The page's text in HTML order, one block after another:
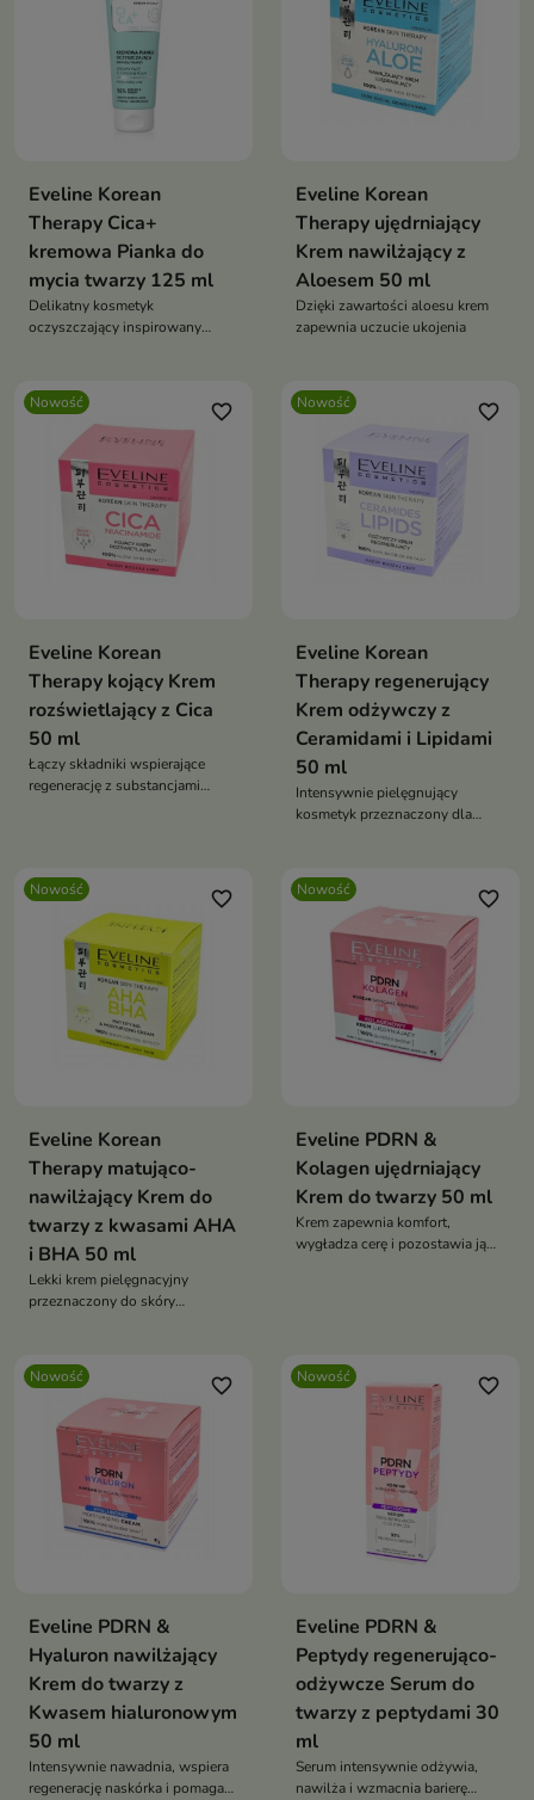
Eveline Korean
Therapy Cica+
kremowa Pianka do
mycia twarzy 125 ml
Delikatny kosmetyk
oczyszczający inspirowany
Eveline Korean
Therapy ujędrniający
Krem nawilżający z
Aloesem 50 ml
Dzięki zawartości aloesu krem
zapewnia uczucie ukojenia
Nowość favorite_border
Eveline Korean
Therapy kojący Krem
rozświetlający z Cica
50 ml
Łączy składniki wspierające
regenerację z substancjami
Nowość favorite_border
Eveline Korean
Therapy regenerujący
Krem odżywczy z
Ceramidami i Lipidami
50 ml
Intensywnie pielęgnujący
kosmetyk przeznaczony dla
Nowość
favorite_border
Eveline Korean
Therapy matująco-
nawilżający Krem do
twarzy z kwasami AHA
i BHA 50 ml
Lekki krem pielęgnacyjny
przeznaczony do skóry
Nowość favorite_border
Eveline PDRN &
Kolagen ujędrniający
Krem do twarzy 50 ml
Krem zapewnia komfort,
wygładza cerę i pozostawia ją
Nowość favorite_border
Eveline PDRN &
Hyaluron nawilżający
Krem do twarzy z
Kwasem hialuronowym
50 ml
Intensywnie nawadnia, wspiera
regenerację naskórka i pomaga
Nowość favorite_border
Eveline PDRN &
Peptydy regenerująco-
odżywcze Serum do
twarzy z peptydami 30
ml
Serum intensywnie odżywia,
nawilża i wzmacnia barierę